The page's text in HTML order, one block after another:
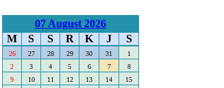
07 August 2026
M
S S R K J S
26 27 28 29 30 31
1
2
3 4 5 6 7
8
9
10 11 12 13 14
15